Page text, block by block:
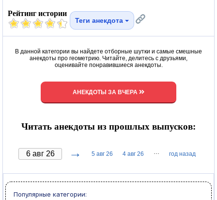
Рейтинг истории
Теги анекдота
В данной категории вы найдете отборные шутки и самые смешные
анекдоты про геометрию. Читайте, делитесь с друзьями,
оценивайте понравившиеся анекдоты.
АНЕКДОТЫ ЗА ВЧЕРА
Читать анекдоты из прошлых выпусков:
→ 5 авг 26 4 авг 26 ··· год назад
Популярные категории: